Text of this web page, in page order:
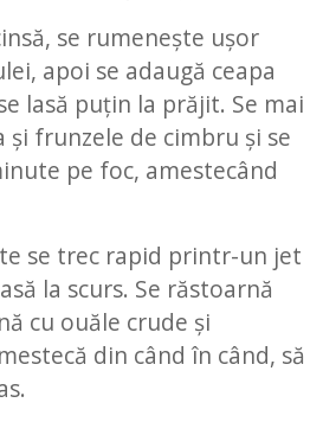
se rumeneşte uşor
apoi se adaugă ceapa
lasă puţin la prăjit. Se mai
şi frunzele de cimbru şi se
pe foc, amestecând
se trec rapid printr-un jet
la scurs. Se răstoarnă
cu ouăle crude şi
din când în când, să